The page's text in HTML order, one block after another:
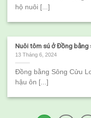
hộ nuôi [...]
Nuôi tôm sú ở Đồng bằng
13 Tháng 6, 2024
Đồng bằng Sông Cửu
hậu ôn [...]